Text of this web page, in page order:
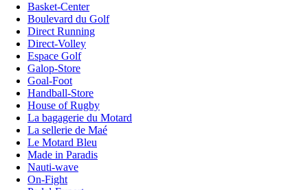
Basket-Center
Boulevard du Golf
Direct Running
Direct-Volley
Espace Golf
Galop-Store
Goal-Foot
Handball-Store
House of Rugby
La bagagerie du Motard
La sellerie de Maé
Le Motard Bleu
Made in Paradis
Nauti-wave
On-Fight